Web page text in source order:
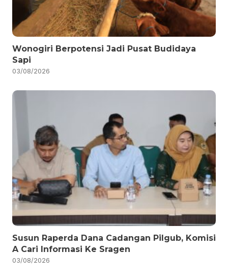
Wonogiri Berpotensi Jadi Pusat Budidaya
Sapi
03/08/2026
Susun Raperda Dana Cadangan Pilgub, Komisi
A Cari Informasi Ke Sragen
03/08/2026